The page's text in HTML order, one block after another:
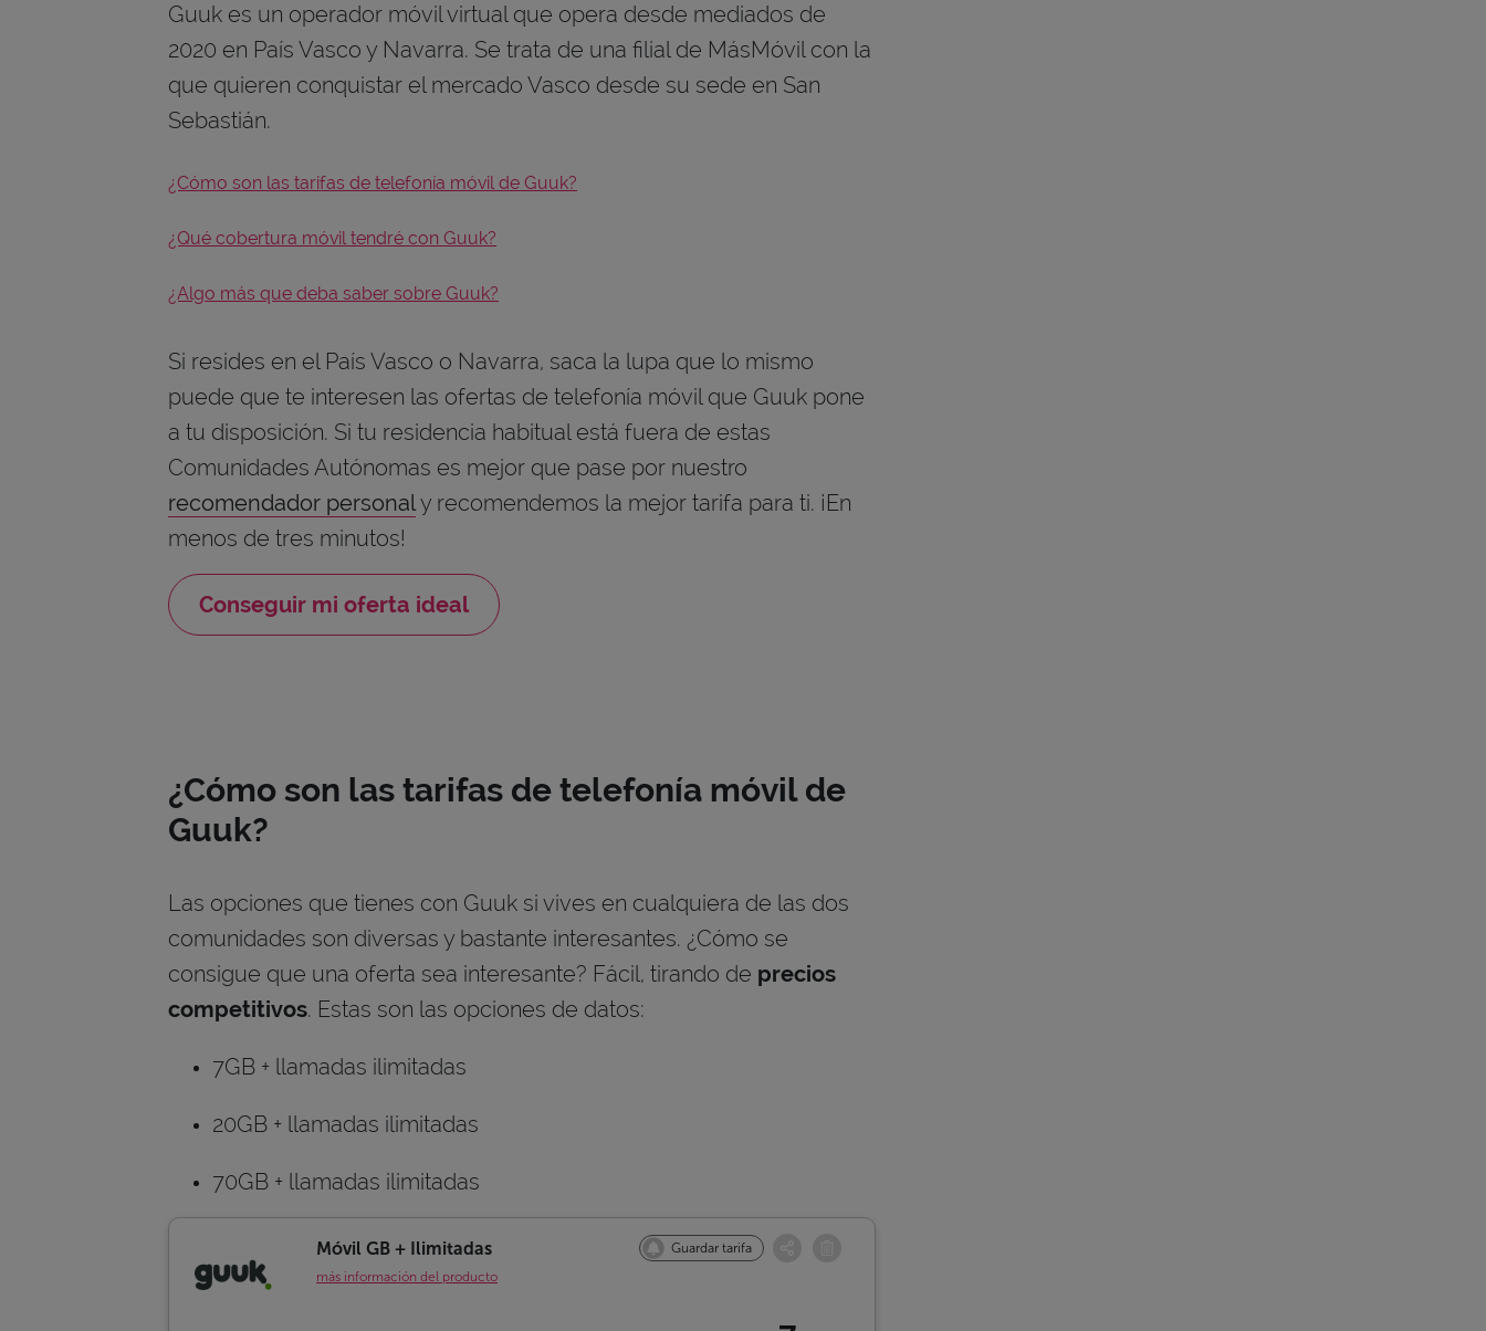
Guuk es un operador móvil virtual que opera desde mediados de
2020 en País Vasco y Navarra. Se trata de una filial de MásMóvil con la
que quieren conquistar el mercado Vasco desde su sede en San
Sebastián.
¿Cómo son las tarifas de telefonía móvil de Guuk?
¿Qué cobertura móvil tendré con Guuk?
¿Algo más que deba saber sobre Guuk?
Si resides en el País Vasco o Navarra, saca la lupa que lo mismo
puede que te interesen las ofertas de telefonía móvil que Guuk pone
a tu disposición. Si tu residencia habitual está fuera de estas
Comunidades Autónomas es mejor que pase por nuestro
recomendador personaly recomendemos la mejor tarifa para ti. ¡En
menos de tres minutos!
Conseguir mi oferta ideal
¿Cómo son las tarifas de telefonía móvil de
Guuk?
Las opciones que tienes con Guuk si vives en cualquiera de las dos
comunidades son diversas y bastante interesantes. ¿Cómo se
consigue que una oferta sea interesante? Fácil, tirando de precios
competitivos. Estas son las opciones de datos:
7GB + llamadas ilimitadas
20GB + llamadas ilimitadas
70GB + llamadas ilimitadas
Móvil GB + Ilimitadas
más información del producto
Guardar tarifa